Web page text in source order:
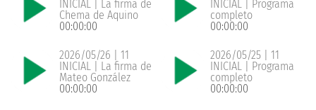
INICIAL | La firma de
Chema de Aquino
00:00:00
INICIAL | Programa
completo
00:00:00
2026/05/26 | 11
INICIAL | La firma de
Mateo González
00:00:00
2026/05/25 | 11
INICIAL | Programa
completo
00:00:00